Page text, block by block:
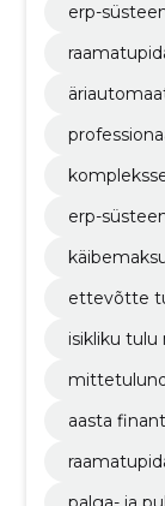
erp-
erp-
ettevõtte
isikliku tulu
aasta